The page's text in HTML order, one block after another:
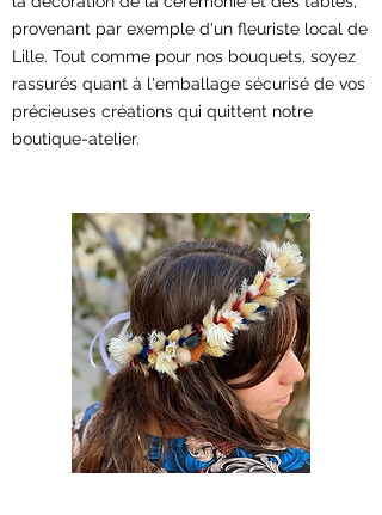
provenant par exemple d'un fleuriste local de
Lille. Tout comme pour nos bouquets, soyez
rassurés quant à l'emballage sécurisé de vos
précieuses créations qui quittent notre
boutique-atelier.